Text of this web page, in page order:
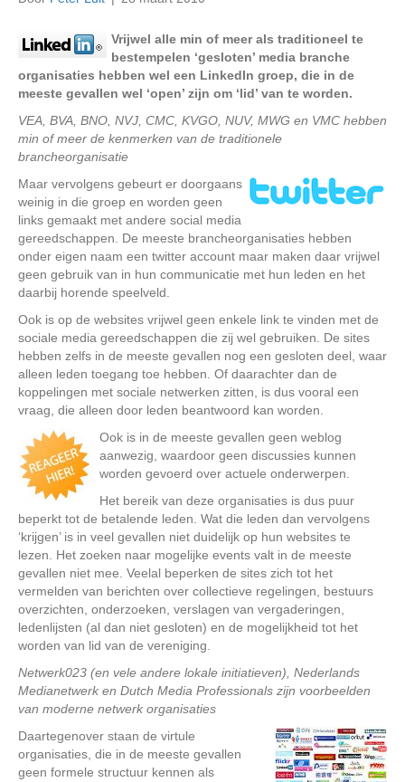
Vrijwel alle min of meer als traditioneel te
bestempelen ‘gesloten’ media branche
organisaties hebben wel een LinkedIn groep, die in de
meeste gevallen wel ‘open’ zijn om ‘lid’ van te worden.
VEA, BVA, BNO, NVJ, CMC, KVGO, NUV, MWG en VMC hebben
min of meer de kenmerken van de traditionele
brancheorganisatie
Maar vervolgens gebeurt er doorgaans
weinig in die groep en worden geen
links gemaakt met andere social media
gereedschappen. De meeste brancheorganisaties hebben
onder eigen naam een twitter account maar maken daar vrijwel
geen gebruik van in hun communicatie met hun leden en het
daarbij horende speelveld.
Ook is op de websites vrijwel geen enkele link te vinden met de
sociale media gereedschappen die zij wel gebruiken. De sites
hebben zelfs in de meeste gevallen nog een gesloten deel, waar
alleen leden toegang toe hebben. Of daarachter dan de
koppelingen met sociale netwerken zitten, is dus vooral een
vraag, die alleen door leden beantwoord kan worden.
Ook is in de meeste gevallen geen weblog
aanwezig, waardoor geen discussies kunnen
worden gevoerd over actuele onderwerpen.
Het bereik van deze organisaties is dus puur
beperkt tot de betalende leden. Wat die leden dan vervolgens
‘krijgen’ is in veel gevallen niet duidelijk op hun websites te
lezen. Het zoeken naar mogelijke events valt in de meeste
gevallen niet mee. Veelal beperken de sites zich tot het
vermelden van berichten over collectieve regelingen, bestuurs
overzichten, onderzoeken, verslagen van vergaderingen,
ledenlijsten (al dan niet gesloten) en de mogelijkheid tot het
worden van lid van de vereniging.
Netwerk023 (en vele andere lokale initiatieven), Nederlands
Medianetwerk en Dutch Media Professionals zijn voorbeelden
van moderne netwerk organisaties
Daartegenover staan de virtule
organisaties, die in de meeste gevallen
geen formele structuur kennen als